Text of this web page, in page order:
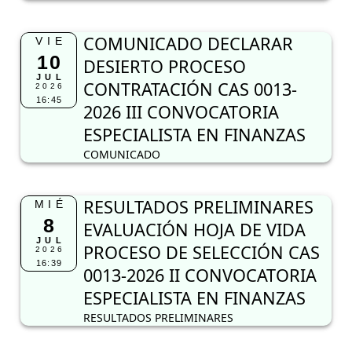
VIE
10
JUL
2026
16:45
COMUNICADO DECLARAR
DESIERTO PROCESO
CONTRATACIÓN CAS 0013-
2026 III CONVOCATORIA
ESPECIALISTA EN FINANZAS
COMUNICADO
MIÉ
8
JUL
2026
16:39
RESULTADOS PRELIMINARES
EVALUACIÓN HOJA DE VIDA
PROCESO DE SELECCIÓN CAS
0013-2026 II CONVOCATORIA
ESPECIALISTA EN FINANZAS
RESULTADOS PRELIMINARES